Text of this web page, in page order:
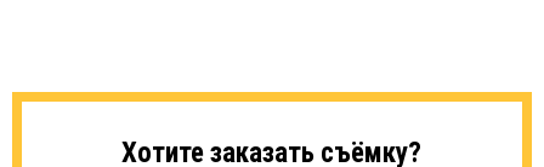
Хотите заказать съёмку?